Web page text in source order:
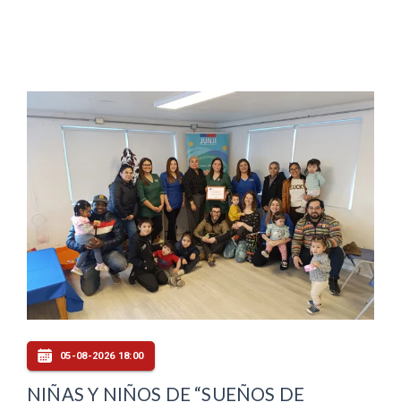
05-08-2026 18:00
NIÑAS Y NIÑOS DE “SUEÑOS DE